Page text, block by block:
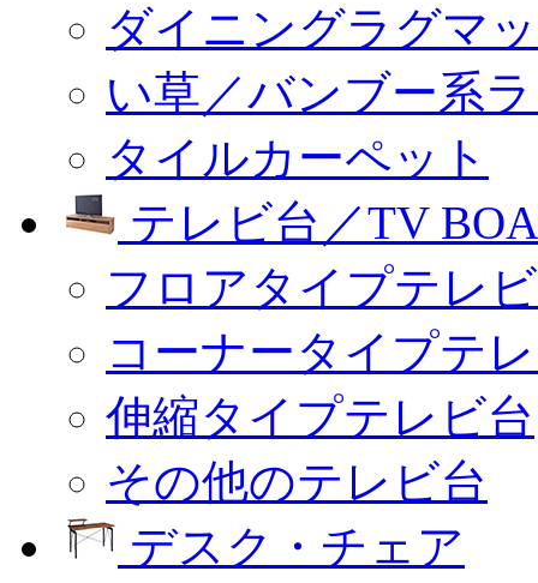
ダイニングラグマ
い草／バンブー系
タイルカーペット
テレビ台／TV
フロアタイプテレ
コーナータイプテ
伸縮タイプテレビ台
その他のテレビ台
デスク・チェア